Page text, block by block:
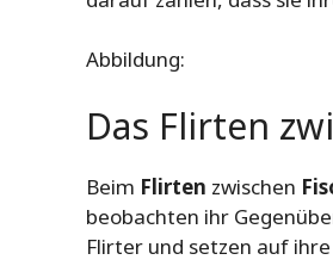
Abbildung:
Das Flirten
Beim Flirten zwischen
beobachten ihr
Flirter und setzen auf